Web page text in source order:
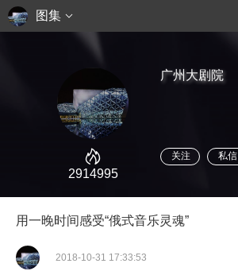
图集
2914995
广州大剧院
关注 私信
用一晚时间感受“俄式音乐灵魂”
2018-10-31 17:33:53